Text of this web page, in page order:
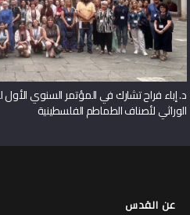
الوراثي لأصناف الطماطم الفلسطينية
عن القدس